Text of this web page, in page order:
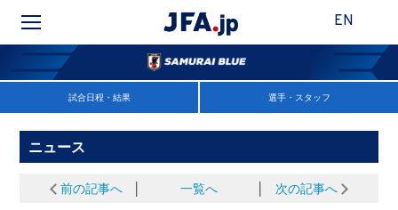
EN
試合日程・結果 選手・スタッフ
ニュース
前の記事へ 一覧へ 次の記事へ